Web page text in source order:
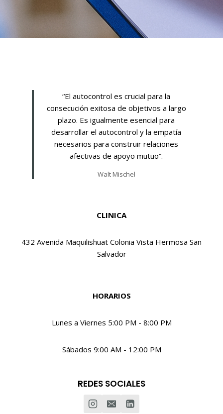
“El autocontrol es crucial para la
consecución exitosa de objetivos a largo
plazo. Es igualmente esencial para
desarrollar el autocontrol y la empatía
necesarios para construir relaciones
afectivas de apoyo mutuo”.
Walt Mischel
CLINICA
432 Avenida Maquilishuat Colonia Vista Hermosa San
Salvador
HORARIOS
Lunes a Viernes 5:00 PM - 8:00 PM
Sábados 9:00 AM - 12:00 PM
REDES SOCIALES